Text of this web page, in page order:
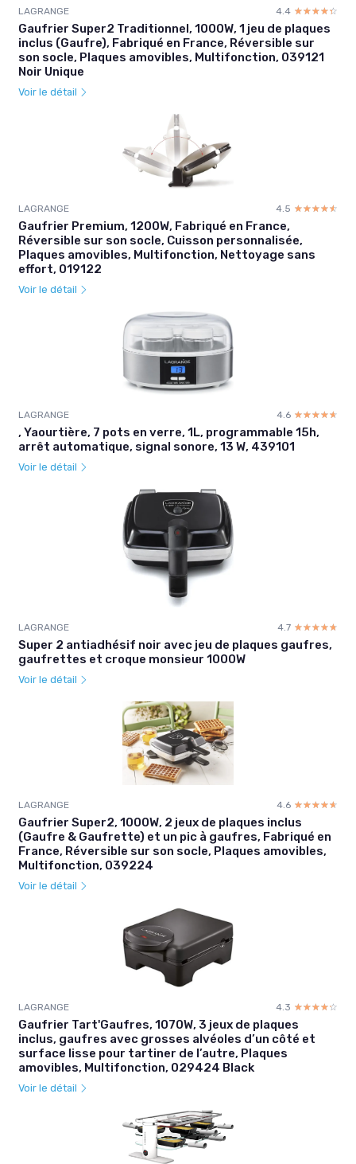
LAGRANGE 4.4 ☆☆☆☆☆
★★★★★
Gaufrier Super2 Traditionnel, 1000W, 1 jeu de plaques
inclus (Gaufre), Fabriqué en France, Réversible sur
son socle, Plaques amovibles, Multifonction, 039121
Noir Unique
Voir le détail
LAGRANGE 4.5 ☆☆☆☆☆
★★★★★
Gaufrier Premium, 1200W, Fabriqué en France,
Réversible sur son socle, Cuisson personnalisée,
Plaques amovibles, Multifonction, Nettoyage sans
effort, 019122
Voir le détail
LAGRANGE 4.6 ☆☆☆☆☆
★★★★★
, Yaourtière, 7 pots en verre, 1L, programmable 15h,
arrêt automatique, signal sonore, 13 W, 439101
Voir le détail
LAGRANGE 4.7 ☆☆☆☆☆
★★★★★
Super 2 antiadhésif noir avec jeu de plaques gaufres,
gaufrettes et croque monsieur 1000W
Voir le détail
LAGRANGE 4.6 ☆☆☆☆☆
★★★★★
Gaufrier Super2, 1000W, 2 jeux de plaques inclus
(Gaufre & Gaufrette) et un pic à gaufres, Fabriqué en
France, Réversible sur son socle, Plaques amovibles,
Multifonction, 039224
Voir le détail
LAGRANGE 4.3 ☆☆☆☆☆
★★★★★
Gaufrier Tart'Gaufres, 1070W, 3 jeux de plaques
inclus, gaufres avec grosses alvéoles d’un côté et
surface lisse pour tartiner de l’autre, Plaques
amovibles, Multifonction, 029424 Black
Voir le détail